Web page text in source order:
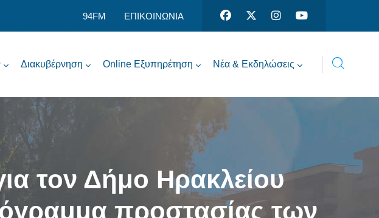
94FM ΕΠΙΚΟΙΝΩΝΙΑ
Διακυβέρνηση Online Εξυπηρέτηση Νέα & Εκδηλώσεις
τον Δήμο Ηρακλείου
προστασίας των